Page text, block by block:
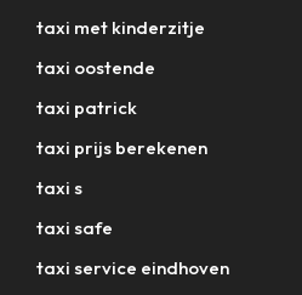
taxi met kinderzitje
taxi oostende
taxi patrick
taxi prijs berekenen
taxi s
taxi safe
taxi service eindhoven